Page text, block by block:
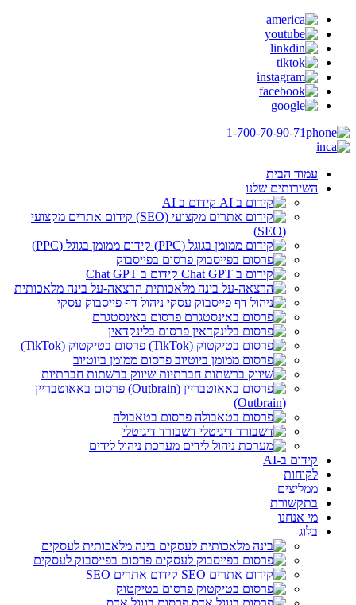
1-700-70-90-71
עמוד הבית
השירותים שלנו
קידום ב AI
קידום אתרים מקצועי
(SEO)
קידום ממומן בגוגל (PPC)
פרסום בפייסבוק
קידום ב Chat GPT
הרצאה-על בינה מלאכותית
ניהול דף פייסבוק עסקי
פרסום באינסטגרם
פרסום בלינקדאין
פרסום בטיקטוק (TikTok)
פרסום ממומן ביוטיוב
שיווק ברשתות חברתיות
פרסום באאוטבריין
(Outbrain)
פרסום בטאבולה
דשבורד דיגיטלי
מערכת ניהול לידים
קידום ב-AI
לקוחות
ממליצים
בתקשורת
מי אנחנו
בלוג
בינה מלאכותית לעסקים
פרסום בפייסבוק לעסקים
קידום אתרים SEO
פרסום בטיקטוק